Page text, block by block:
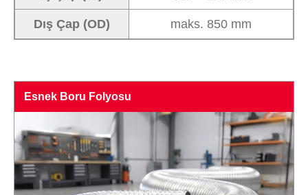
Dış Çap (OD) maks. 850 mm
Esnek Boru Folyosu